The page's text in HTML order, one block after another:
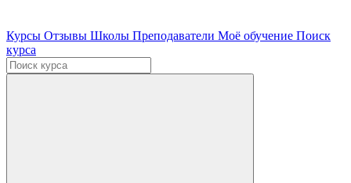
Курсы Отзывы Школы Преподаватели Моё обучение Поиск
курса